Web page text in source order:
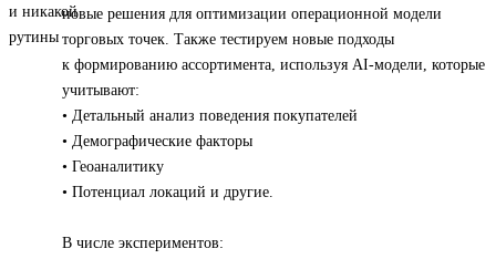
новые решения для оптимизации операционной модели
торговых точек. Также тестируем новые подходы
к формированию ассортимента, используя AI-модели, которые
учитывают:
• Детальный анализ поведения покупателей
• Демографические факторы
• Геоаналитику
• Потенциал локаций и другие.
В числе экспериментов: